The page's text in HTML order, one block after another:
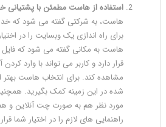
استفاده از هاست مطمئن با پشتیانی
هاست، به شرکتی گفته می شود که
برای راه اندازی یک وبسایت را در
هاست به مکانی گفته می شود که
قرار دارد و کاربر می تواند با وارد
مشاهده کند. برای انتخاب هاست
شده در این زمینه کمک بگیرید.
مورد نظر هم به صورت چت آنلاین و
راهنمایی های لازم را در اختیار شما